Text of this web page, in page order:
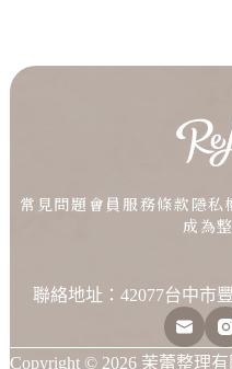
常見問題 會員服務條款 隱私
成為
聯絡地址：42077台中市
Copyright © 2026 茉蕾整理